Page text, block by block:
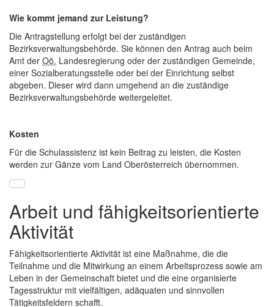
Wie kommt jemand zur Leistung?
Die Antragstellung erfolgt bei der zuständigen
Bezirksverwaltungsbehörde. Sie können den Antrag auch beim
Amt der Oö. Landesregierung oder der zuständigen Gemeinde,
einer Sozialberatungsstelle oder bei der Einrichtung selbst
abgeben. Dieser wird dann umgehend an die zuständige
Bezirksverwaltungsbehörde weitergeleitet.
Kosten
Für die Schulassistenz ist kein Beitrag zu leisten, die Kosten
werden zur Gänze vom Land Oberösterreich übernommen.
Arbeit und fähigkeitsorientierte
Aktivität
Fähigkeitsorientierte Aktivität ist eine Maßnahme, die die
Teilnahme und die Mitwirkung an einem Arbeitsprozess sowie am
Leben in der Gemeinschaft bietet und die eine organisierte
Tagesstruktur mit vielfältigen, adäquaten und sinnvollen
Tätigkeitsfeldern schafft.